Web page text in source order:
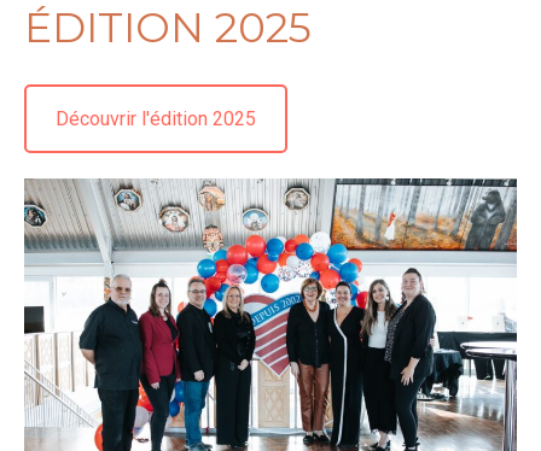
ÉDITION 2025
Découvrir l'édition 2025